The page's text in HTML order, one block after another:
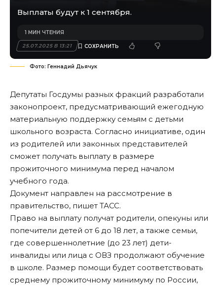
Выплаты будут к 1 сентября.
25.07.2025 В 13:21
1 МИН ЧТЕНИЯ
Фото: Геннадий Дьячук
Депутаты Госдумы разных фракций разработали
законопроект, предусматривающий ежегодную
материальную поддержку семьям с детьми
школьного возраста. Согласно инициативе, один
из родителей или законных представителей
сможет получать выплату в размере
прожиточного минимума перед началом
учебного года.
Документ направлен на рассмотрение в
правительство, пишет ТАСС.
Право на выплату получат родители, опекуны или
попечители детей от 6 до 18 лет, а также семьи,
где совершеннолетние (до 23 лет) дети-
инвалиды или лица с ОВЗ продолжают обучение
в школе. Размер помощи будет соответствовать
среднему прожиточному минимуму по России,